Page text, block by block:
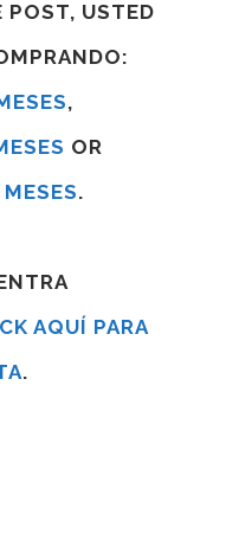
POST, USTED
,
OR
.
AQUÍ PARA
.